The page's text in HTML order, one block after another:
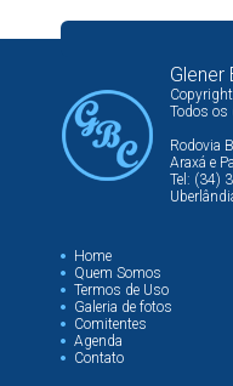
Glener
Todos os
Rodovia
Araxá e
Tel: (34)
Home
Quem Somos
Termos de Uso
Galeria de fotos
Comitentes
Agenda
Contato